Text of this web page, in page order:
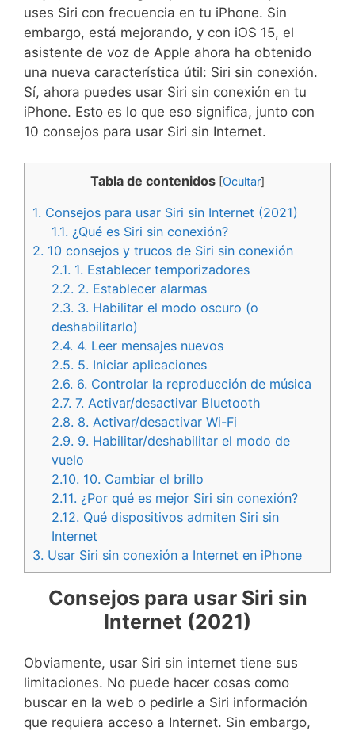
uses Siri con frecuencia en tu iPhone. Sin
embargo, está mejorando, y con iOS 15, el
asistente de voz de Apple ahora ha obtenido
una nueva característica útil: Siri sin conexión.
Sí, ahora puedes usar Siri sin conexión en tu
iPhone. Esto es lo que eso significa, junto con
10 consejos para usar Siri sin Internet.
Tabla de contenidos [Ocultar]
1. Consejos para usar Siri sin Internet (2021)
1.1. ¿Qué es Siri sin conexión?
2. 10 consejos y trucos de Siri sin conexión
2.1. 1. Establecer temporizadores
2.2. 2. Establecer alarmas
2.3. 3. Habilitar el modo oscuro (o
deshabilitarlo)
2.4. 4. Leer mensajes nuevos
2.5. 5. Iniciar aplicaciones
2.6. 6. Controlar la reproducción de música
2.7. 7. Activar/desactivar Bluetooth
2.8. 8. Activar/desactivar Wi-Fi
2.9. 9. Habilitar/deshabilitar el modo de
vuelo
2.10. 10. Cambiar el brillo
2.11. ¿Por qué es mejor Siri sin conexión?
2.12. Qué dispositivos admiten Siri sin
Internet
3. Usar Siri sin conexión a Internet en iPhone
Consejos para usar Siri sin
Internet (2021)
Obviamente, usar Siri sin internet tiene sus
limitaciones. No puede hacer cosas como
buscar en la web o pedirle a Siri información
que requiera acceso a Internet. Sin embargo,